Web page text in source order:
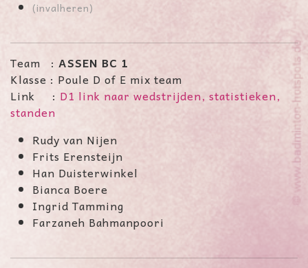
(invalheren)
Team : ASSEN BC 1
Klasse : Poule D of E mix team
Link : D1 link naar wedstrijden, statistieken,
standen
Rudy van Nijen
Frits Erensteijn
Han Duisterwinkel
Bianca Boere
Ingrid Tamming
Farzaneh Bahmanpoori